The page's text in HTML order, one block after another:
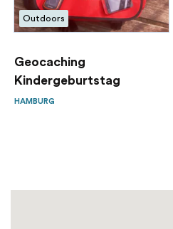
Outdoors
Geocaching
Kindergeburtstag
HAMBURG